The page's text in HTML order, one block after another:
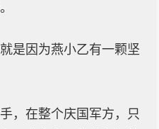
是因为燕小乙有一颗坚
，在整个庆国军方，只